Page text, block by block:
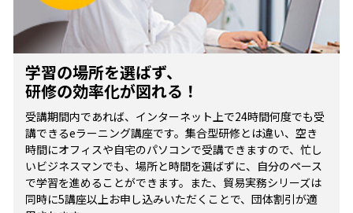
学習の場所を選ばず、
研修の効率化が図れる！
受講期間内であれば、インターネット上で24時間何度でも受
講できるeラーニング講座です。集合型研修とは違い、空き
時間にオフィスや自宅のパソコンで受講できますので、忙し
いビジネスマンでも、場所と時間を選ばずに、自分のペース
で学習を進めることができます。また、貿易実務シリーズは
同時に5講座以上お申し込みいただくことで、団体割引が適